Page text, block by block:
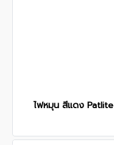
ไฟหมุน สีแดง Patlite